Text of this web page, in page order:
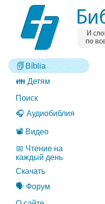
Bíblia
👪 Детям
Поиск
🎧 Аудиобиблия
📽️ Видео
📅 Чтение на
каждый день
Скачать
🗣️ Форум